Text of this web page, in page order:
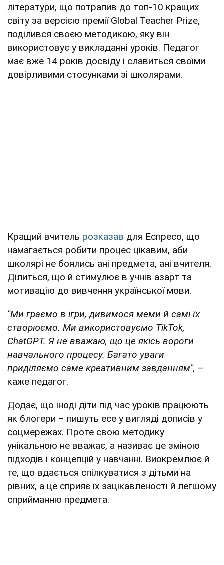
літератури, що потрапив до топ-10 кращих
світу за версією премії Global Teacher Prize,
поділився своєю методикою, яку він
використовує у викладанні уроків. Педагог
має вже 14 років досвіду і славиться своїми
довірливими стосунками зі школярами.
Кращий вчитель розказав для Еспресо, що
намагається робити процес цікавим, аби
школярі не боялись ані предмета, ані вчителя.
Ділиться, що й стимулює в учнів азарт та
мотивацію до вивчення української мови.
"Ми граємо в ігри, дивимося меми й самі їх
створюємо. Ми використовуємо TikTok,
ChatGPT. Я не вважаю, що це якісь вороги
навчального процесу. Багато уваги
приділяємо саме креативним завданням", –
каже педагог.
Додає, що іноді діти під час уроків працюють
як блогери – пишуть есе у вигляді дописів у
соцмережах. Проте свою методику
унікальною не вважає, а називає це зміною
підходів і концепцій у навчанні. Виокремлює й
те, що вдається спілкуватися з дітьми на
рівних, а це сприяє їх зацікавленості й легшому
сприйманню предмета.